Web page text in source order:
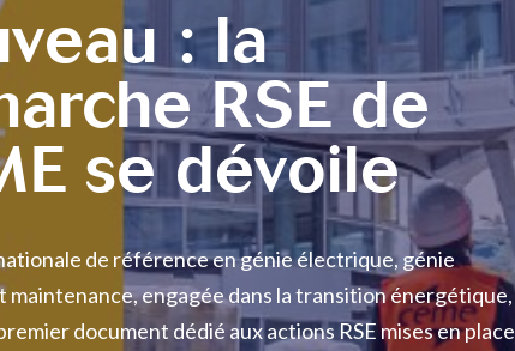
: la
RSE de
se dévoile
de référence en génie électrique, génie
maintenance, engagée dans la transition énergétique,
document dédié aux actions RSE mises en place